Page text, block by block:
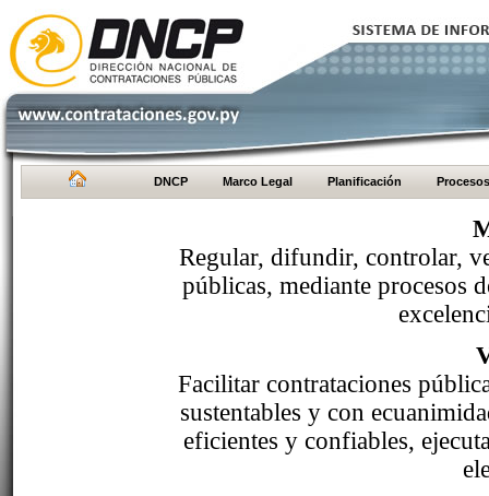
DNCP Marco Legal Planificación Procesos
Regular, difundir, controlar,
públicas, mediante procesos
Facilitar contrataciones
sustentables y con
eficientes y confiables,